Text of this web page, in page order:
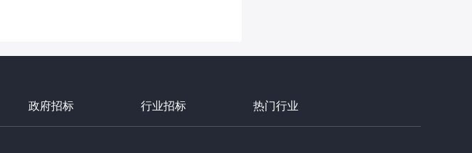
政府招标 行业招标 热门行业